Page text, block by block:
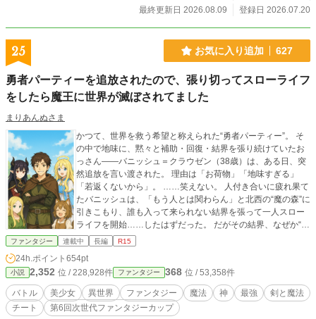
最終更新日 2026.08.09
登録日 2026.07.20
25 お気に入り追加 627
勇者パーティーを追放されたので、張り切ってスローライフ
をしたら魔王に世界が滅ぼされてました
まりあんぬさま
かつて、世界を救う希望と称えられた“勇者パーティー”。 そ
の中で地味に、黙々と補助・回復・結界を張り続けていたお
っさん――バニッシュ＝クラウゼン（38歳）は、ある日、突
然追放を言い渡された。 理由は「お荷物」「地味すぎる」
「若返くないから」。 ……笑えない。 人付き合いに疲れ果て
たバニッシュは、「もう人とは関わらん」と北西の“魔の森”に
引きこもり、誰も入って来られない結界を張って一人スロー
ライフを開始……したはずだった。 だがその結界、なぜか“迷
える者”だけは入れてしまう仕様だった!? 気づけば―― 記憶喪
少女 天然ドジな女神 理想を追いすぎて仲間を失った情熱ドワ
ーフ などなど、“迷える者たち”がどんどん集まってくる異種
族スローライフ村が爆誕！ ところが世界では、バニッシュの
支援を失った勇者たちがボロボロに…… 魔王軍の侵攻は止ま
らず、世界滅亡のカウントダウンが始まっていた。 「もう面
ファンタジー 連載中 長編 R15
24h.ポイント 654pt
小説 2,352 位 / 228,928件 ファンタジー 368 位 / 53,358件
バトル 美少女 異世界 ファンタジー 魔法 神 最強
剣と魔法
チート
第6回次世代ファンタジーカップ